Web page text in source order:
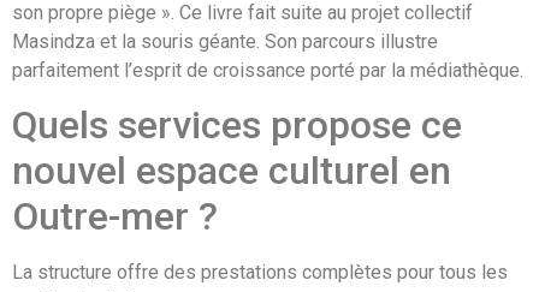
son propre piège ». Ce livre fait suite au projet collectif
Masindza et la souris géante. Son parcours illustre
parfaitement l’esprit de croissance porté par la médiathèque.
Quels services propose ce
nouvel espace culturel en
Outre-mer ?
La structure offre des prestations complètes pour tous les